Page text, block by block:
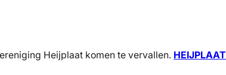
Heijplaat komen te vervallen. HEIJPLAAT